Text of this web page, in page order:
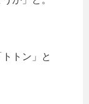
トン」と